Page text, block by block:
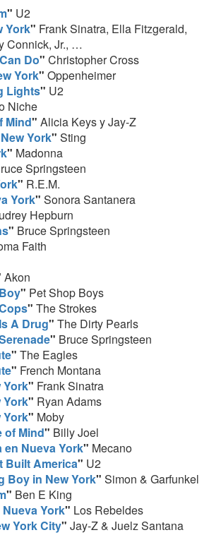
" U2
York" Frank Sinatra, Ella Fitzgerald,
Connick, Jr., …
Do" Christopher Cross
York" Oppenheimer
Lights" U2
Niche
Mind" Alicia Keys y Jay-Z
York" Sting
" Madonna
Springsteen
" R.E.M.
York" Sonora Santanera
Hepburn
" Bruce Springsteen
Faith
Akon
" Pet Shop Boys
" The Strokes
A Drug" The Dirty Pearls
" Bruce Springsteen
" The Eagles
" French Montana
York" Frank Sinatra
York" Ryan Adams
York" Moby
of Mind" Billy Joel
en Nueva York" Mecano
Built America" U2
Boy in New York" Simon & Garfunkel
" Ben E King
York" Los Rebeldes
York City" Jay-Z & Juelz Santana